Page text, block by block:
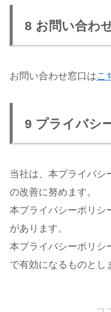
8 お問い合わ
お問い合わせ窓口はこ
9 プライバシ
当社は、本プライバシ
の改善に努めます。
本プライバシーポリシ
があります。
本プライバシーポリシ
で有効になるものとし